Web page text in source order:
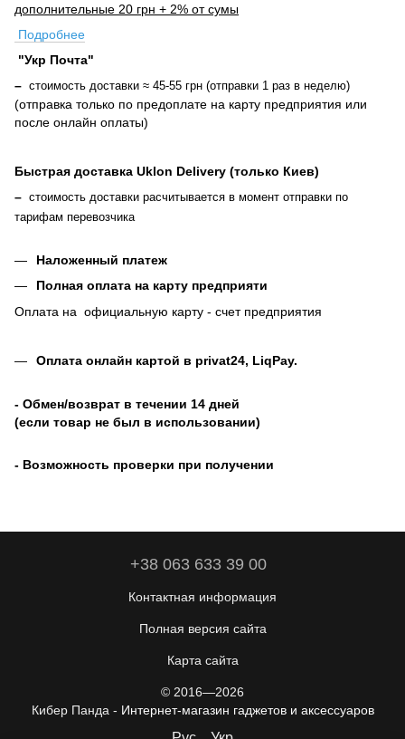
дополнительные 20 грн + 2% от сумы
Подробнее
"Укр Почта"
– стоимость доставки ≈ 45-55 грн (отправки 1 раз в неделю)
(отправка только по предоплате на карту предприятия или
после онлайн оплаты)
Быстрая доставка Uklon Delivery (только Киев)
– стоимость доставки расчитывается в момент отправки по
тарифам перевозчика
Наложенный платеж
Полная оплата на карту предприяти
Оплата на официальную карту - счет предприятия
Оплата онлайн картой в privat24, LiqPay.
- Обмен/возврат в течении 14 дней
(если товар не был в использовании)
- Возможность проверки при получении
+38 063 633 39 00
Контактная информация
Полная версия сайта
Карта сайта
© 2016—2026
Кибер Панда - Интернет-магазин гаджетов и аксессуаров